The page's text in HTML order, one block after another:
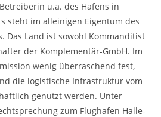
u.a. des Hafens in
steht im alleinigen Eigentum des
Das Land ist sowohl Kommanditist
der Komplementär-GmbH. Im
wenig überraschend fest,
die logistische Infrastruktur vom
genutzt werden. Unter
zum Flughafen Halle-